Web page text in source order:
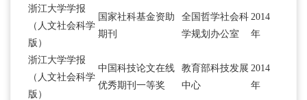
浙江大学学报
（人文社会科学
版）
国家社科基金资助
期刊
全国哲学社会科
学规划办公室
2014
年
浙江大学学报
（人文社会科学
版）
中国科技论文在线
优秀期刊一等奖
教育部科技发展
中心
2014
年